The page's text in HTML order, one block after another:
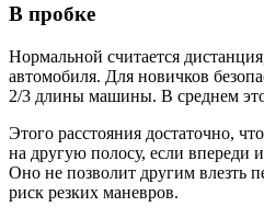
В пробке
Нормальной считается
автомобиля. Для новичков
2/3 длины машины. В среднем
Этого расстояния достаточно,
на другую полосу, если впереди
Оно не позволит другим влезть
риск резких маневров.